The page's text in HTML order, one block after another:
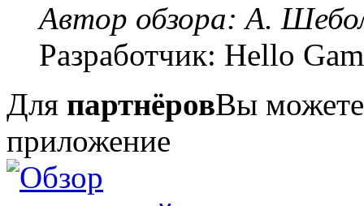
Автор обзора:А.
Разработчик: Hello
Для партнёровВы можете
приложение